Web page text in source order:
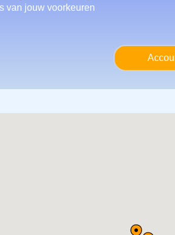
van jouw voorkeuren